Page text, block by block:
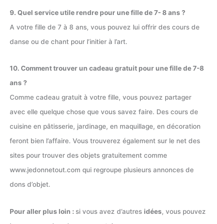
9. Quel service utile rendre pour une fille de 7- 8 ans ?
A votre fille de 7 à 8 ans, vous pouvez lui offrir des cours de
danse ou de chant pour l’initier à l’art.
10. Comment trouver un cadeau gratuit pour une fille de 7-8
ans ?
Comme cadeau gratuit à votre fille, vous pouvez partager
avec elle quelque chose que vous savez faire. Des cours de
cuisine en pâtisserie, jardinage, en maquillage, en décoration
feront bien l’affaire. Vous trouverez également sur le net des
sites pour trouver des objets gratuitement comme
www.jedonnetout.com qui regroupe plusieurs annonces de
dons d’objet.
Pour aller plus loin : si vous avez d’autres idées, vous pouvez